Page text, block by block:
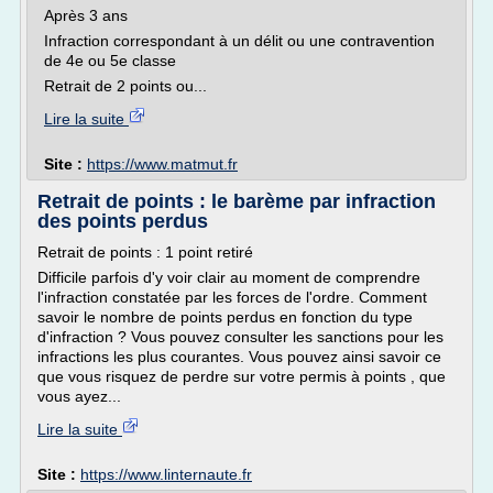
Après 3 ans
Infraction correspondant à un délit ou une contravention
de 4e ou 5e classe
Retrait de 2 points ou...
Lire la suite
Site : https://www.matmut.fr
Retrait de points : le barème par infraction
des points perdus
Retrait de points : 1 point retiré
Difficile parfois d'y voir clair au moment de comprendre
l'infraction constatée par les forces de l'ordre. Comment
savoir le nombre de points perdus en fonction du type
d'infraction ? Vous pouvez consulter les sanctions pour les
infractions les plus courantes. Vous pouvez ainsi savoir ce
que vous risquez de perdre sur votre permis à points , que
vous ayez...
Lire la suite
Site : https://www.linternaute.fr